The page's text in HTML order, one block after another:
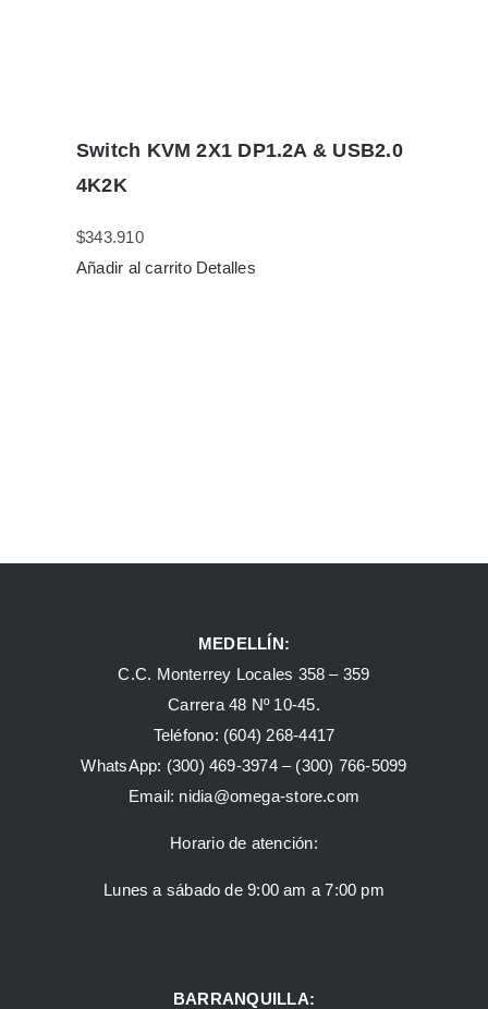
Switch KVM 2X1 DP1.2A & USB2.0
4K2K
$343.910
Añadir al carrito Detalles
MEDELLÍN:
C.C. Monterrey Locales 358 – 359
Carrera 48 Nº 10-45.
Teléfono: (604) 268-4417
WhatsApp: (300) 469-3974 – (300) 766-5099
Email: nidia@omega-store.com
Horario de atención:
Lunes a sábado de 9:00 am a 7:00 pm
BARRANQUILLA: